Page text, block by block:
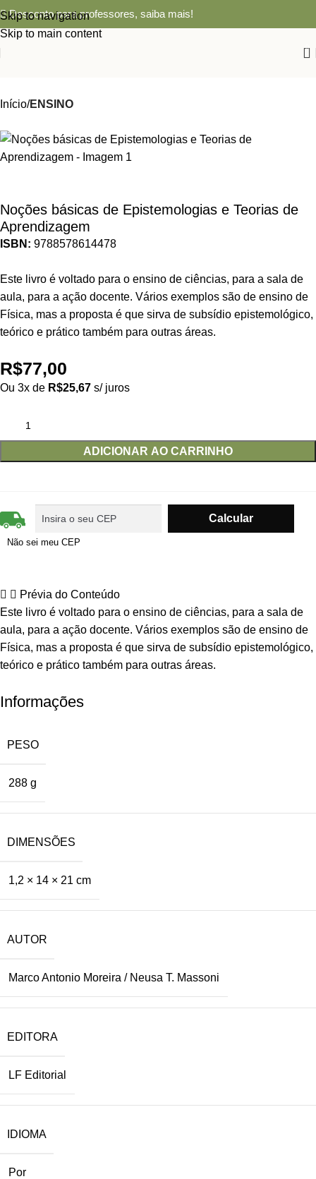
Skip to navigation
Skip to main content
Desconto para professores, saiba mais!
0
Início ENSINO
Noções básicas de Epistemologias e Teorias de
Aprendizagem
ISBN: 9788578614478
Este livro é voltado para o ensino de ciências, para a sala de
aula, para a ação docente. Vários exemplos são de ensino de
Física, mas a proposta é que sirva de subsídio epistemológico,
teórico e prático também para outras áreas.
R$77,00
Ou 3x de R$25,67 s/ juros
ADICIONAR AO CARRINHO
Não sei meu CEP
Prévia do Conteúdo
Este livro é voltado para o ensino de ciências, para a sala de
aula, para a ação docente. Vários exemplos são de ensino de
Física, mas a proposta é que sirva de subsídio epistemológico,
teórico e prático também para outras áreas.
Informações
PESO
288 g
DIMENSÕES
1,2 × 14 × 21 cm
AUTOR
Marco Antonio Moreira / Neusa T. Massoni
EDITORA
LF Editorial
IDIOMA
Por